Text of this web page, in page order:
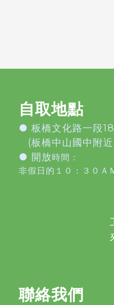
自取地點
● 板橋文化路一段
(板橋中山國中附
● 開放時間：
非假日的１０：３０Ａ
聯絡我們